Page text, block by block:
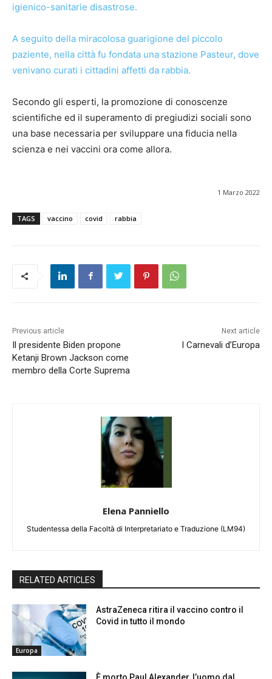
igienico-sanitarie disastrose.
A seguito della miracolosa guarigione del piccolo
paziente, nella città fu fondata una stazione Pasteur, dove
venivano curati i cittadini affetti da rabbia.
Secondo gli esperti, la promozione di conoscenze
scientifiche ed il superamento di pregiudizi sociali sono
una base necessaria per sviluppare una fiducia nella
scienza e nei vaccini ora come allora.
1 Marzo 2022
TAGS vaccino covid rabbia
Previous article
Il presidente Biden propone
Ketanji Brown Jackson come
membro della Corte Suprema
Next article
I Carnevali d’Europa
Elena Panniello
Studentessa della Facoltà di Interpretariato e Traduzione (LM94)
RELATED ARTICLES
Europa
AstraZeneca ritira il vaccino contro il
Covid in tutto il mondo